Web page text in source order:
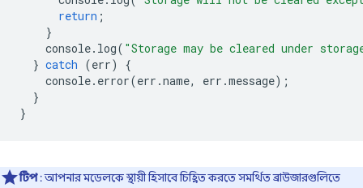
return ;
}
console. log( "Storage may be cleared under
} catch (err)
{
console. error(err .name, err .message);
}
}
টিপ: আপনার মডেলকে স্থায়ী হিসাবে চিহ্নিত করতে সমর্থিত ব্রাউজারগুলিতে